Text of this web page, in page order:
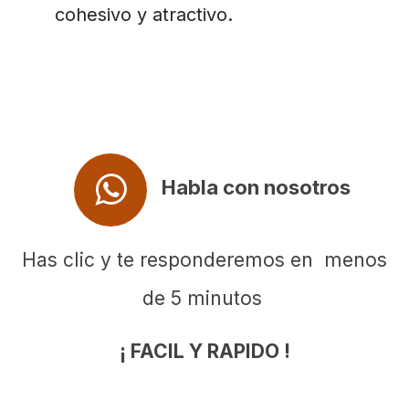
cohesivo y atractivo.
Habla con nosotros
Has clic y te responderemos en menos
de 5 minutos
¡ FACIL Y RAPIDO !